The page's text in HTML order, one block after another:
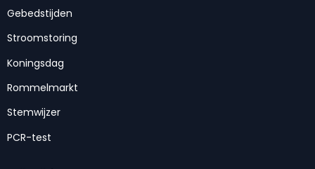
Gebedstijden
Stroomstoring
Koningsdag
Rommelmarkt
Stemwijzer
PCR-test